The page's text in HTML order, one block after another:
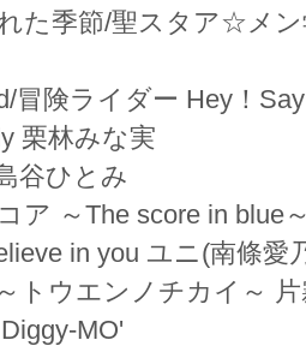
た季節/聖スタア☆メ
冒険ライダー Hey！
栗林みな実
谷ひとみ
ア ～The score in blue
in you ユニ(南條愛
トウエンノチカイ～
MO'